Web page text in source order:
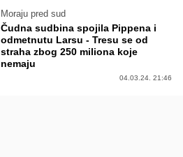
Moraju pred sud
Čudna sudbina spojila Pippena i
odmetnutu Larsu - Tresu se od
straha zbog 250 miliona koje
nemaju
04.03.24. 21:46